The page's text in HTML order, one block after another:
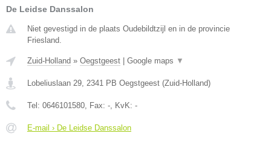
De Leidse Danssalon
Niet gevestigd in de plaats Oudebildtzijl en in de provincie
Friesland.
Zuid-Holland » Oegstgeest Google maps ▼
Lobeliuslaan 29, 2341 PB Oegstgeest (Zuid-Holland)
Tel: 0646101580, Fax: -, KvK: -
E-mail › De Leidse Danssalon